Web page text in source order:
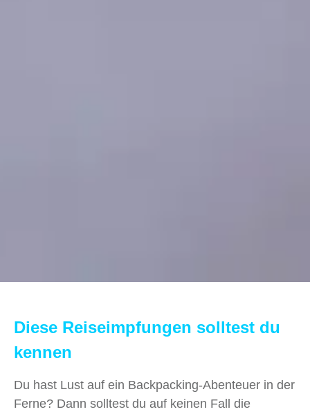
Diese Reiseimpfungen solltest du
kennen
Du hast Lust auf ein Backpacking-Abenteuer in der
Ferne? Dann solltest du auf keinen Fall die